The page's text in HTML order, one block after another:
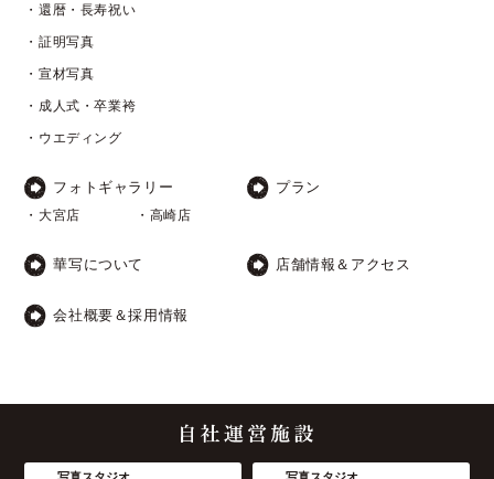
・還暦・長寿祝い
・証明写真
・宣材写真
・成人式・卒業袴
・ウエディング
フォトギャラリー
・大宮店 ・高崎店
プラン
華写について 店舗情報＆アクセス
会社概要＆採用情報